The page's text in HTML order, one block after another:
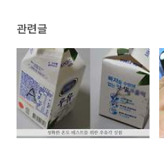
관련글